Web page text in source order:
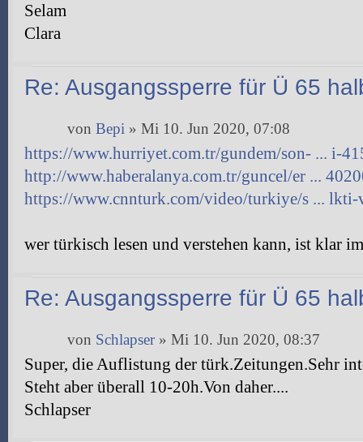
Selam
Clara
Re: Ausgangssperre für Ü 65
von Bepi » Mi 10. Jun 2020, 07:08
https://www.hurriyet.com.tr/gundem/son- ... i-
http://www.haberalanya.com.tr/guncel/er ...
https://www.cnnturk.com/video/turkiye/s ... lkti-
wer türkisch lesen und verstehen kann, ist klar
Re: Ausgangssperre für Ü 65
von Schlapser» Mi 10. Jun 2020, 08:37
Super, die Auflistung der türk.Zeitungen.Sehr
Steht aber überall 10-20h.Von daher....
Schlapser